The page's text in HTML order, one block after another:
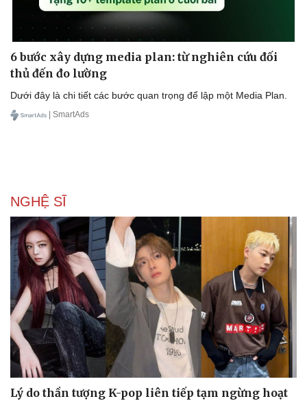
6 bước xây dựng media plan: từ nghiên cứu đối
thủ đến đo lường
Dưới đây là chi tiết các bước quan trọng để lập một Media Plan.
| SmartAds
NGHỆ SĨ
Lý do thần tượng K-pop liên tiếp tạm ngừng hoạt